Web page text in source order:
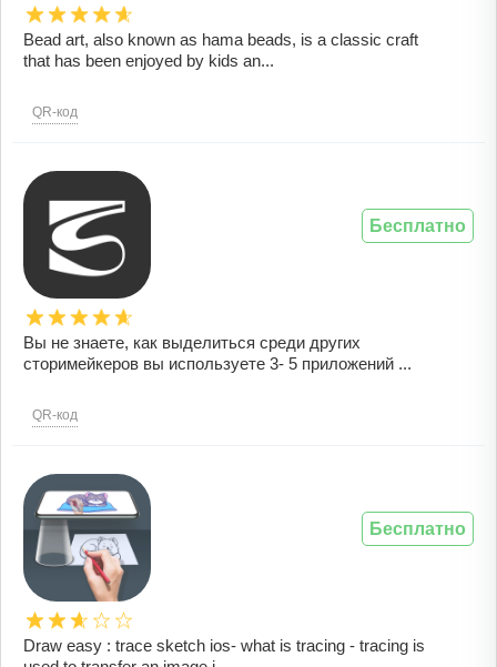
Bead art, also known as hama beads, is a classic craft
that has been enjoyed by kids an...
QR-код
Вы не знаете, как выделиться среди других
сторимейкеров вы используете 3- 5 приложений ...
QR-код
Бесплатно
Draw easy : trace sketch ios- what is tracing - tracing is
Бесплатно